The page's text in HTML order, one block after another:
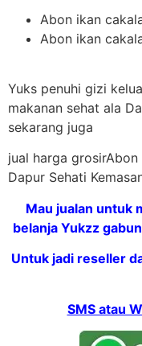
Abon ikan
Abon ikan
Yuks penuhi gizi
makanan sehat ala
sekarang juga
jual harga
Dapur Sehati
Mau jualan untuk
belanja Yukzz
Untuk jadi reseller
SMS atau